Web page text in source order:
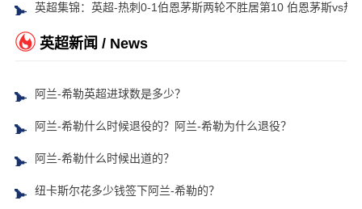
英超集锦：英超-热刺0-1伯恩茅斯两轮不胜居第10 伯恩茅斯vs热
英超新闻 / News
阿兰-希勒英超进球数是多少？
阿兰-希勒什么时候退役的？阿兰-希勒为什么退役？
阿兰-希勒什么时候出道的？
纽卡斯尔花多少钱签下阿兰-希勒的？